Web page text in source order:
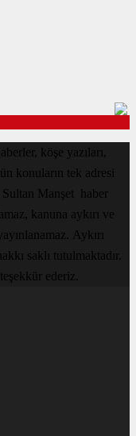
köşe yazıları,
konuların tek adresi
Manşet haber
kanuna aykırı ve
Aykırı
saklı tutulmaktadır.
ederiz.